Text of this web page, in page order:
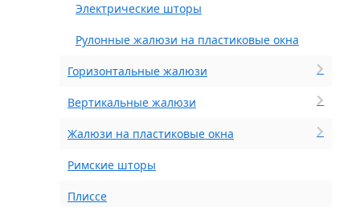
Электрические шторы
Рулонные жалюзи на пластиковые окна
Горизонтальные жалюзи
Вертикальные жалюзи
Жалюзи на пластиковые окна
Римские шторы
Плиссе